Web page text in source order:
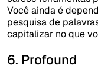
Você ainda é
pesquisa de
capitalizar no que
6. Profound